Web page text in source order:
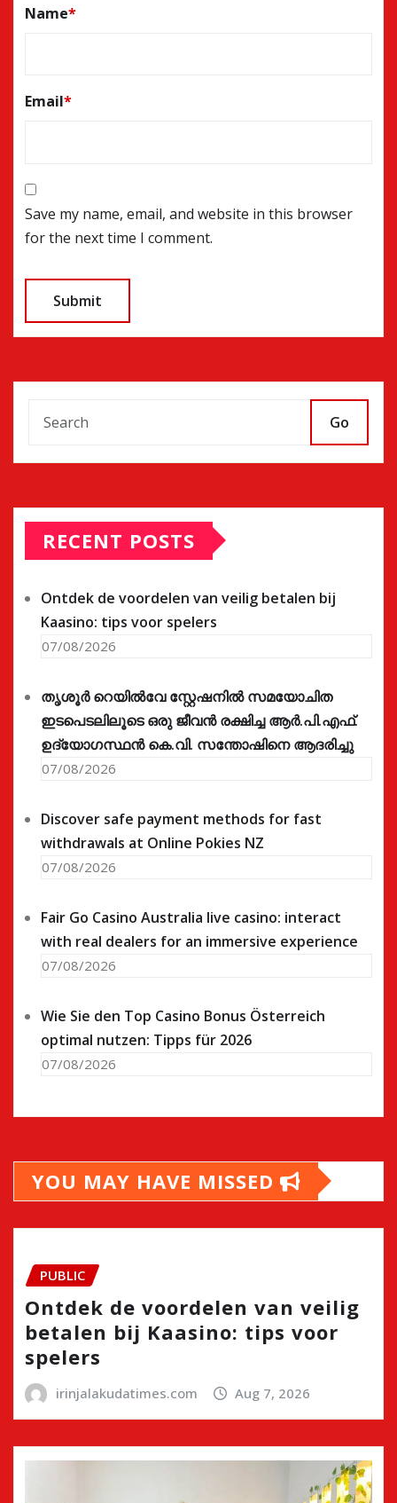
Name*
Email*
Save my name, email, and website in this browser
for the next time I comment.
Go
RECENT POSTS
Ontdek de voordelen van veilig betalen bij
Kaasino: tips voor spelers
07/08/2026
തൃശൂർ റെയിൽവേ സ്റ്റേഷനിൽ സമയോചിത
ഇടപെടലിലൂടെ ഒരു ജീവൻ രക്ഷിച്ച ആർ.പി.എഫ്.
ഉദ്യോഗസ്ഥൻ കെ.വി. സന്തോഷിനെ ആദരിച്ചു
07/08/2026
Discover safe payment methods for fast
withdrawals at Online Pokies NZ
07/08/2026
Fair Go Casino Australia live casino: interact
with real dealers for an immersive experience
07/08/2026
Wie Sie den Top Casino Bonus Österreich
optimal nutzen: Tipps für 2026
07/08/2026
YOU MAY HAVE MISSED
PUBLIC
Ontdek de voordelen van veilig
betalen bij Kaasino: tips voor
spelers
irinjalakudatimes.com Aug 7, 2026